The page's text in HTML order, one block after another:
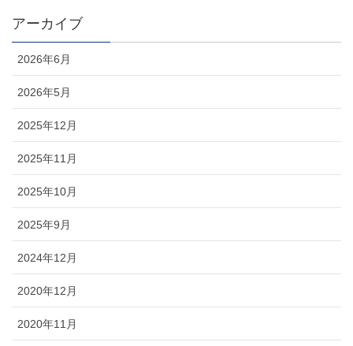
アーカイブ
2026年6月
2026年5月
2025年12月
2025年11月
2025年10月
2025年9月
2024年12月
2020年12月
2020年11月